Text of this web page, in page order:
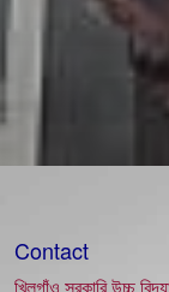
Contact
খিলগাঁও সরকারি উচ্চ